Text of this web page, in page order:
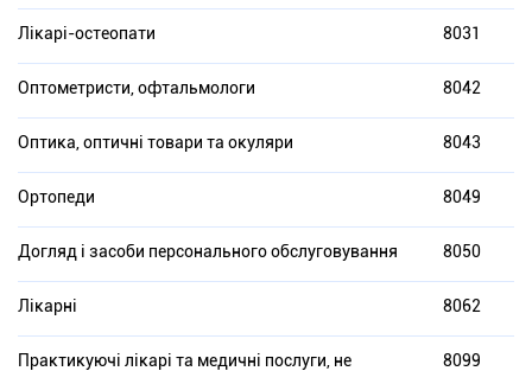
Лікарі-остеопати 8031
Оптометристи, офтальмологи 8042
Оптика, оптичні товари та окуляри 8043
Ортопеди 8049
Догляд і засоби персонального обслуговування 8050
Лікарні 8062
Практикуючі лікарі та медичні послуги, не
8099